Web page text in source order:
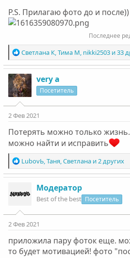
P.S. Прилагаю фото до и после))
Последнее
Р
е
а
к
ц
и
и
:
Светлана К,Тима М, nikki2503и 33
very a
Посетитель
2 Фев 2021
Потерять можно только
можно найти и исправить
Р
е
а
ц
и
:
LubovЬ,Таня,Светланаи 2 других
Модератор
Best of the best Посетитель
2 Фев 2021
приложила пару фоток еще.
то будет мотивацией! фото